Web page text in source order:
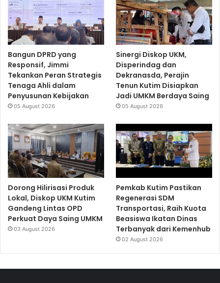
Bangun DPRD yang
Responsif, Jimmi
Tekankan Peran Strategis
Tenaga Ahli dalam
Penyusunan Kebijakan
05 August 2026
Sinergi Diskop UKM,
Disperindag dan
Dekranasda, Perajin
Tenun Kutim Disiapkan
Jadi UMKM Berdaya Saing
05 August 2026
Dorong Hilirisasi Produk
Lokal, Diskop UKM Kutim
Gandeng Lintas OPD
Perkuat Daya Saing UMKM
03 August 2026
Pemkab Kutim Pastikan
Regenerasi SDM
Transportasi, Raih Kuota
Beasiswa Ikatan Dinas
Terbanyak dari Kemenhub
02 August 2026